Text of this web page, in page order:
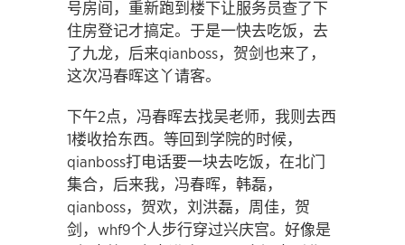
号房间，重新跑到楼下让服务员查了下
住房登记才搞定。于是一快去吃饭，去
了九龙，后来qianboss，贺剑也来了，
这次冯春晖这丫请客。
下午2点，冯春晖去找吴老师，我则去西
1楼收拾东西。等回到学院的时候，
qianboss打电话要一块去吃饭，在北门
集合，后来我，冯春晖，韩磊，
qianboss，贺欢，刘洪磊，周佳，贺
剑，whf9个人步行穿过兴庆宫。好像是